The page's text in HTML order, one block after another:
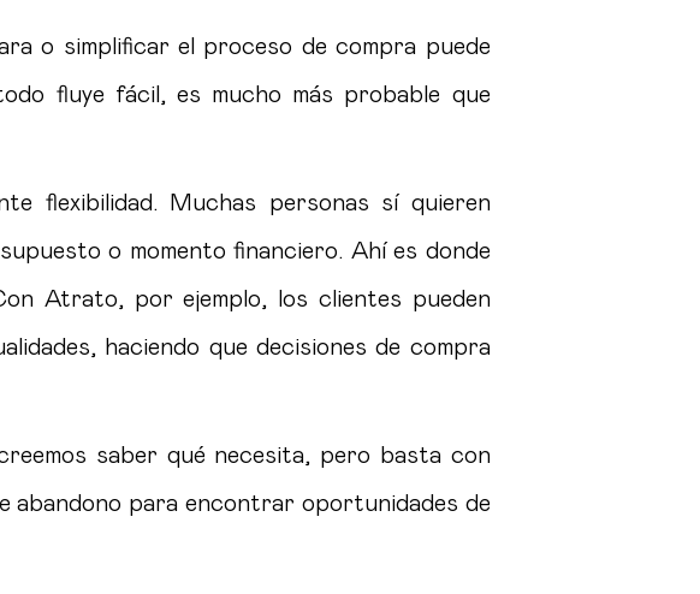
o simplificar el proceso de compra puede
fluye fácil, es mucho más probable que
flexibilidad. Muchas personas sí quieren
o momento financiero. Ahí es donde
Atrato, por ejemplo, los clientes pueden
haciendo que decisiones de compra
saber qué necesita, pero basta con
abandono para encontrar oportunidades de